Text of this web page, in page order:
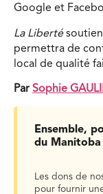
Google et
La Liberté
permettra de
local de qualité
Par Sophie
Ensemble,
du Manitoba
Les dons de
pour fournir